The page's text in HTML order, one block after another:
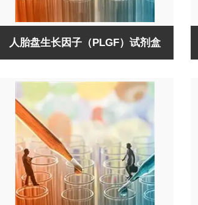
人胎盘生长因子（PLGF）试剂盒